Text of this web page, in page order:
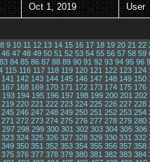
Oct 1, 2019 User
8 9 10 11 12 13 14 15 16 17 18 19 20 21 22
46 47 48 49 50 51 52 53 54 55 56 57 58 59
83 84 85 86 87 88 89 90 91 92 93 94 95 96
115 116 117 118 119 120 121 122 123 124
141 142 143 144 145 146 147 148 149 150
167 168 169 170 171 172 173 174 175 176
193 194 195 196 197 198 199 200 201 202
219 220 221 222 223 224 225 226 227 228
245 246 247 248 249 250 251 252 253 254
271 272 273 274 275 276 277 278 279 280
297 298 299 300 301 302 303 304 305 306
323 324 325 326 327 328 329 330 331 332
349 350 351 352 353 354 355 356 357 358
375 376 377 378 379 380 381 382 383 384